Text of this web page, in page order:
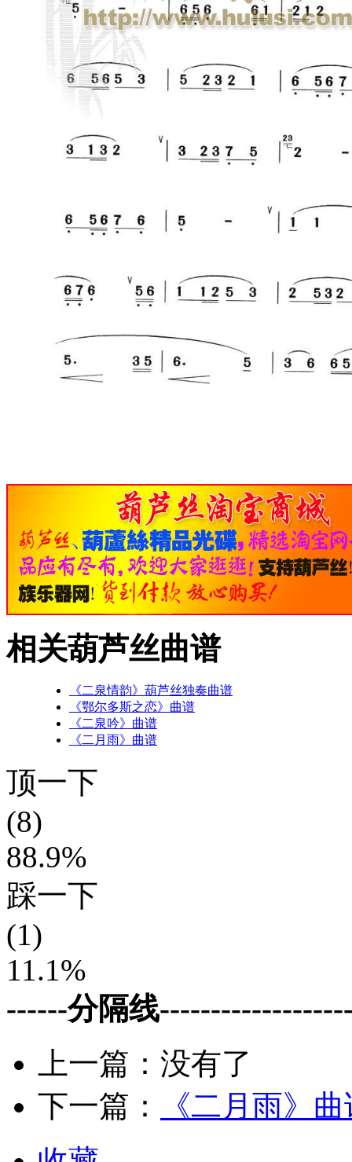
相关葫芦丝曲谱
《二泉情韵》葫芦丝独奏曲谱
《鄂尔多斯之恋》曲谱
《二泉吟》曲谱
《二月雨》曲谱
顶一下
(8)
88.9%
踩一下
(1)
11.1%
------分隔线
上一篇：没有了
下一篇：
《二月雨》